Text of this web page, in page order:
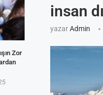
insan
yazarAdmin
Zor